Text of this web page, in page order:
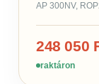
AP 300NV,
248 050
raktáron